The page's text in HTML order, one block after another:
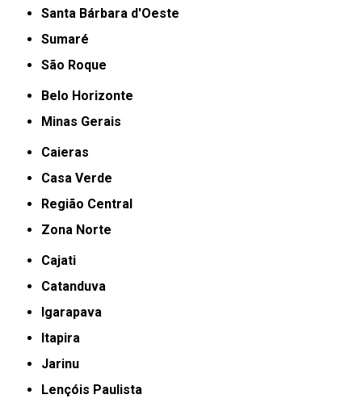
Santa Bárbara d'Oeste
Sumaré
São Roque
Belo Horizonte
Minas Gerais
Caieras
Casa Verde
Região Central
Zona Norte
Cajati
Catanduva
Igarapava
Itapira
Jarinu
Lençóis Paulista